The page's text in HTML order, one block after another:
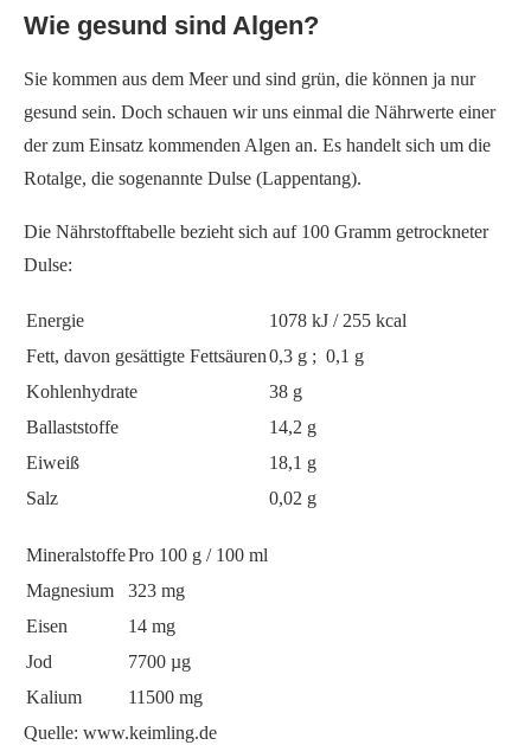
Wie gesund sind Algen?
Sie kommen aus dem Meer und sind grün, die können ja nur
gesund sein. Doch schauen wir uns einmal die Nährwerte einer
der zum Einsatz kommenden Algen an. Es handelt sich um die
Rotalge, die sogenannte Dulse (Lappentang).
Die Nährstofftabelle bezieht sich auf 100 Gramm getrockneter
Dulse:
Energie
1078 kJ / 255 kcal
Fett, davon gesättigte Fettsäuren0,3 g ; 0,1 g
Kohlenhydrate
38 g
Ballaststoffe
14,2 g
Eiweiß
18,1 g
Salz
0,02 g
MineralstoffePro 100 g / 100 ml
Magnesium
323 mg
Eisen
14 mg
Jod
7700 µg
Kalium
11500 mg
Quelle: www.keimling.de